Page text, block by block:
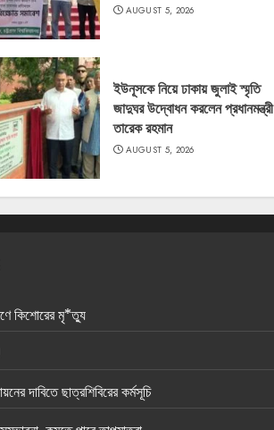
AUGUST 5, 2026
ইউনূসকে নিয়ে ঢাকায় জুলাই স্মৃতি
জাদুঘর উদ্বোধন করলেন প্রধানমন্ত্রী
তারেক রহমান
AUGUST 5, 2026
কিশোরের মৃ*ত্যু
দাবিতে ছাত্রশিবিরের কর্মসূচি